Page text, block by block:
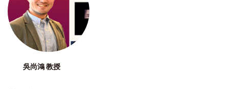
吳尚鴻 教授